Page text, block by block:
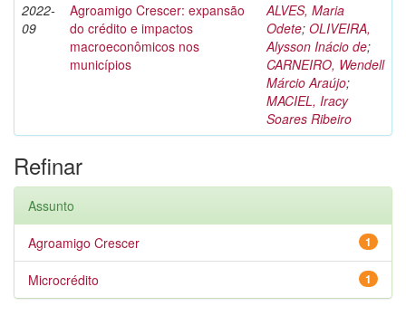
2022-
09
Agroamigo Crescer: expansão
do crédito e impactos
macroeconômicos nos
municípios
ALVES, Maria
Odete; OLIVEIRA,
Alysson Inácio de;
CARNEIRO, Wendell
Márcio Araújo;
MACIEL, Iracy
Soares Ribeiro
Refinar
Assunto
1
Agroamigo Crescer
1
Microcrédito